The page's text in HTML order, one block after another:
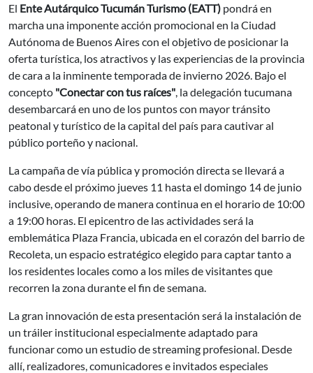
El Ente Autárquico Tucumán Turismo (EATT) pondrá en
marcha una imponente acción promocional en la Ciudad
Autónoma de Buenos Aires con el objetivo de posicionar la
oferta turística, los atractivos y las experiencias de la provincia
de cara a la inminente temporada de invierno 2026. Bajo el
concepto "Conectar con tus raíces" , la delegación tucumana
desembarcará en uno de los puntos con mayor tránsito
peatonal y turístico de la capital del país para cautivar al
público porteño y nacional.
La campaña de vía pública y promoción directa se llevará a
cabo desde el próximo jueves 11 hasta el domingo 14 de junio
inclusive, operando de manera continua en el horario de 10:00
a 19:00 horas. El epicentro de las actividades será la
emblemática Plaza Francia, ubicada en el corazón del barrio de
Recoleta, un espacio estratégico elegido para captar tanto a
los residentes locales como a los miles de visitantes que
recorren la zona durante el fin de semana.
La gran innovación de esta presentación será la instalación de
un tráiler institucional especialmente adaptado para
funcionar como un estudio de streaming profesional. Desde
allí, realizadores, comunicadores e invitados especiales